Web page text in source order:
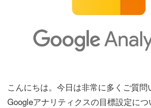
こんにちは。今日は非常に多くご質問
Googleアナリティクスの目標設定に